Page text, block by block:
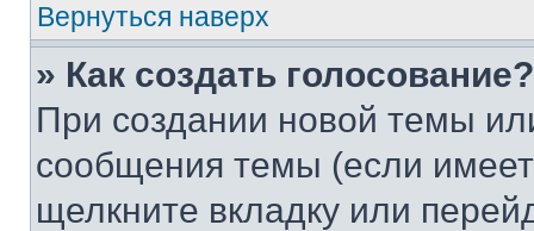
Вернуться наверх
» Как создать голосование?
При создании новой темы
сообщения темы (если
щелкните вкладку или